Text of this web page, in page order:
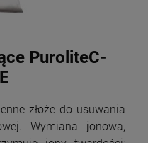
PuroliteC-
złoże do usuwania
Wymiana jonowa,